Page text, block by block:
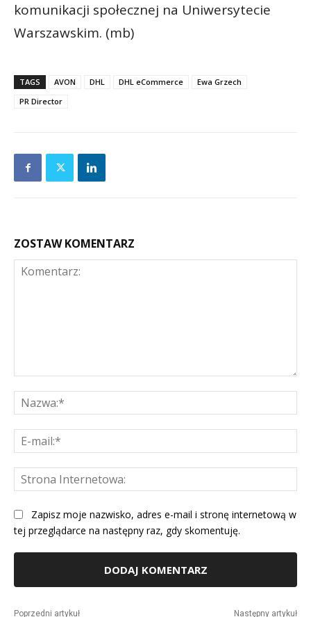
komunikacji społecznej na Uniwersytecie
Warszawskim. (mb)
TAGS AVON DHL DHL eCommerce
Ewa Grzech
PR Director
ZOSTAW KOMENTARZ
Zapisz moje nazwisko, adres e-mail i stronę internetową w
tej przeglądarce na następny raz, gdy skomentuję.
Poprzedni artykuł Następny artykuł